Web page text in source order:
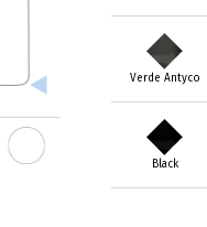
Verde Antyco
Black